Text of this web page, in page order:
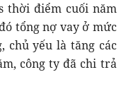
thời điểm cuối năm
tổng nợ vay ở mức
chủ yếu là tăng các
công ty đã chi trả